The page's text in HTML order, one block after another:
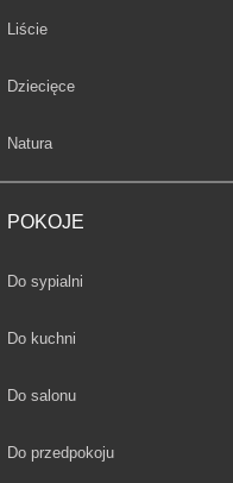
Fototapety
Liście
Fototapety
Dziecięce
Fototapety
Natura
POKOJE
Fototapety
Do sypialni
Fototapety
Do kuchni
Fototapety
Do salonu
Fototapety
Do przedpokoju